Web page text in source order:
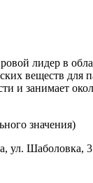
лидер в
веществ для
и занимает
значения)
ул. Шаболовка,